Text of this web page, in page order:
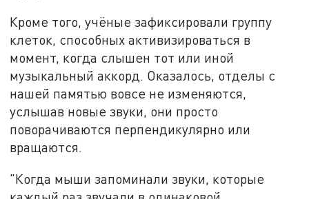
Кроме того, учёные зафиксировали группу
клеток, способных активизироваться в
момент, когда слышен тот или иной
музыкальный аккорд. Оказалось, отделы с
нашей памятью вовсе не изменяются,
услышав новые звуки, они просто
поворачиваются перпендикулярно или
вращаются.
"Когда мыши запоминали звуки, которые